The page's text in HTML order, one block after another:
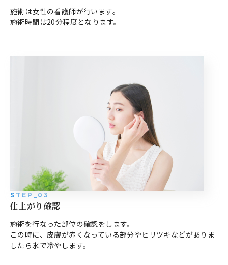
施術は女性の看護師が行います。
施術時間は20分程度となります。
STEP_03
仕上がり確認
施術を行なった部位の確認をします。
この時に、皮膚が赤くなっている部分やヒリツキなどがありま
したら氷で冷やします。